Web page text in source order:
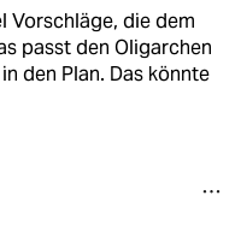
Vorschläge, die dem
passt den Oligarchen
den Plan. Das könnte